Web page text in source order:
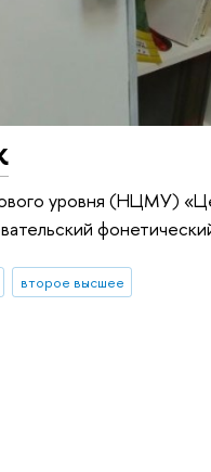
уровня (НЦМУ)
второе высшее